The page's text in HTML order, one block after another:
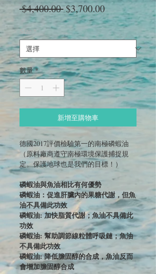
$4,400.00 一
般
價
$3,700.00促
銷
價
Size *
數量 *
新增至購物車
德國2017評價檢驗第一的南極磷蝦油
（原料廠商遵守南極環境保護捕捉規
定。保護地球也是我們的目標！）
磷蝦油與魚油相比有何優勢
磷蝦油：促進肝臟內的果糖代謝，但魚
油不具備此功效
磷蝦油: 加快脂質代謝；魚油不具備此
功效
磷蝦油: 幫助調節線粒體呼吸鏈；魚油
不具備此功效
磷蝦油: 降低膽固醇的合成，魚油反而
會增加膽固醇合成